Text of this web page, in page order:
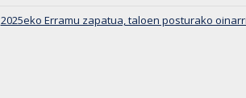
2025eko Erramu zapatua, taloen posturako